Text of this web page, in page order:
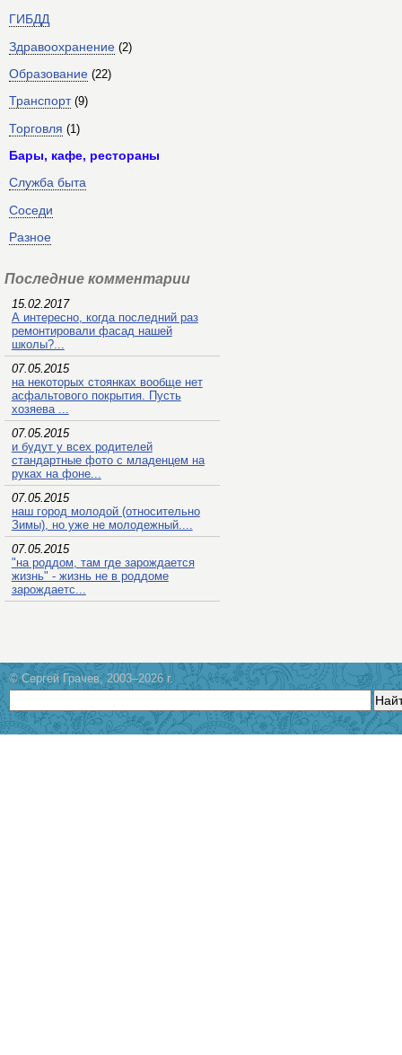
ГИБДД
Здравоохранение (2)
Образование (22)
Транспорт (9)
Торговля (1)
Бары, кафе, рестораны
Служба быта
Соседи
Разное
Последние комментарии
15.02.2017
А интересно, когда последний раз
ремонтировали фасад нашей
школы?...
07.05.2015
на некоторых стоянках вообще нет
асфальтового покрытия. Пусть
хозяева ...
07.05.2015
и будут у всех родителей
стандартные фото с младенцем на
руках на фоне...
07.05.2015
наш город молодой (относительно
Зимы), но уже не молодежный....
07.05.2015
"на роддом, там где зарождается
жизнь" - жизнь не в роддоме
зарождаетс...
© Сергей Грачев, 2003–2026 г.